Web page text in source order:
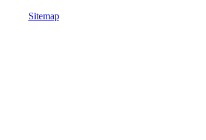
Sitemap